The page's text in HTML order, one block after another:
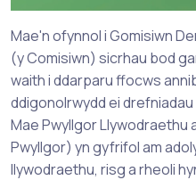
Mae'n ofynnol i Gomisiwn
(y Comisiwn) sicrhau bod
waith i ddarparu ffocws
ddigonolrwydd ei
Mae Pwyllgor Llywodraethu
Pwyllgor) yn gyfrifol am
llywodraethu, risg a rheoli